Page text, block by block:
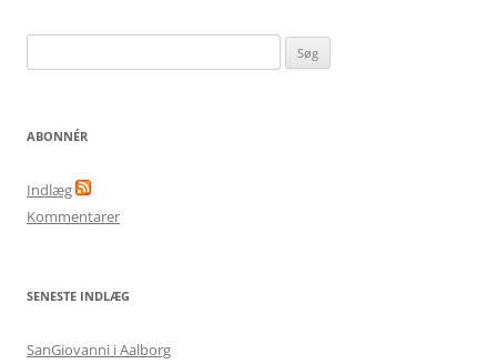
efter:
ABONNÉR
Indlæg
Kommentarer
SENESTE INDLÆG
SanGiovanni i Aalborg